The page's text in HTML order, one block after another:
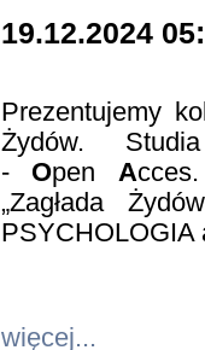
19.12.2024
Prezentujemy
Żydów.
- Open A
„Zagłada
PSYCHOLOGIA
więcej...